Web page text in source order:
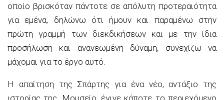
οποίο βρισκόταν πάντοτε σε απόλυτη προτεραιότητα
για εμένα, δηλώνω ότι ήμουν και παραμένω στην
πρώτη γραμμή των διεκδικήσεων και με την ίδια
προσήλωση και ανανεωμένη δύναμη, συνεχίζω να
μάχομαι για το έργο αυτό.
Η απαίτηση της Σπάρτης για ένα νέο, αντάξιο της
ιστορίας της, Μουσείο, έγινε κάποτε το περιεχόμενο